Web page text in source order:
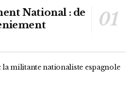
National : de
la militante nationaliste espagnole